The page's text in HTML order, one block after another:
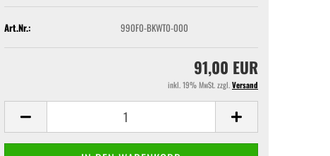
Art.Nr.: 990F0-BKWT0-000
91,00 EUR
inkl. 19% MwSt. zzgl.Versand